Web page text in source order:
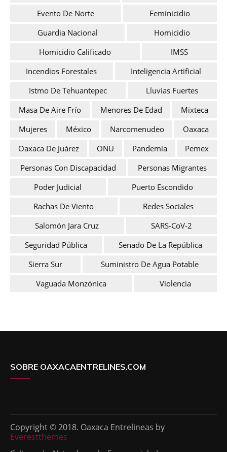
Evento De Norte
Feminicidio
Guardia Nacional
Homicidio
Homicidio Calificado
IMSS
Incendios Forestales
Inteligencia Artificial
Istmo De Tehuantepec
Lluvias Fuertes
Masa De Aire Frío
Menores De Edad
Mixteca
Mujeres
México Narcomenudeo
Oaxaca
Oaxaca De Juárez
ONU Pandemia
Pemex
Personas Con Discapacidad
Personas Migrantes
Poder Judicial
Puerto Escondido
Rachas De Viento
Redes Sociales
Salomón Jara Cruz
SARS-CoV-2
Seguridad Pública
Senado De La República
Sierra Sur
Suministro De Agua Potable
Vaguada Monzónica
Violencia
SOBRE OAXACAENTRELINES.COM
Copyright © 2018. Oaxaca Entrelineas by
Everestthemes